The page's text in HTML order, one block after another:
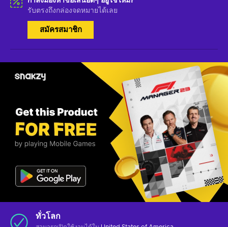
รับตรงถึงกล่องจดหมายได้เลย
สมัครสมาชิก
ทั่วโลก